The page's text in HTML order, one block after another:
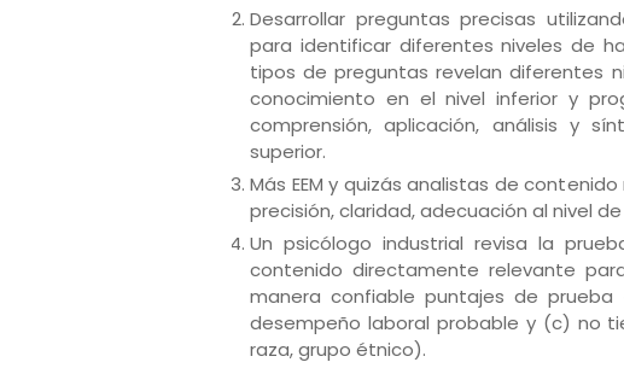
Desarrollar preguntas precisas
para identificar diferentes niveles de
tipos de preguntas revelan diferentes
conocimiento en el nivel inferior y
comprensión, aplicación, análisis y
superior.
Más EEM y quizás analistas de
precisión, claridad, adecuación al nivel
Un psicólogo industrial revisa la
contenido directamente relevante
manera confiable puntajes de
desempeño laboral probable y (c) no
raza, grupo étnico).